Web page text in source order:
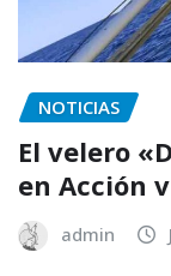
NOTICIAS
El velero
en Acción
admin